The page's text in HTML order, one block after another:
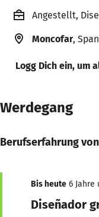
Angestellt,
Moncofar,
Logg Dich ein, um
Werdegang
Berufserfahrung
Bis heute 6 Jahre
Diseñador